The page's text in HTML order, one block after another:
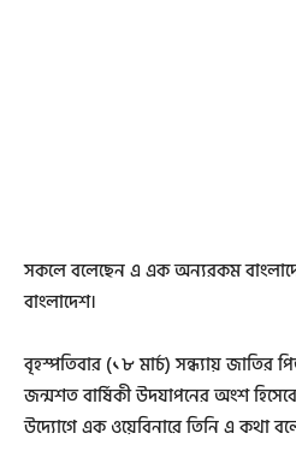
সকলে বলেছেন এ এক অন্যরকম
বাংলাদেশ।
বৃহস্পতিবার (১৮ মার্চ) সন্ধ্যায় জাতির
জন্মশত বার্ষিকী উদযাপনের অংশ
উদ্যোগে এক ওয়েবিনারে তিনি এ কথা